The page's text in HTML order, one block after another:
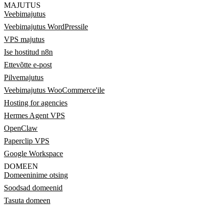
MAJUTUS
Veebimajutus
Veebimajutus WordPressile
VPS majutus
Ise hostitud n8n
Ettevõtte e-post
Pilvemajutus
Veebimajutus WooCommerce'ile
Hosting for agencies
Hermes Agent VPS
OpenClaw
Paperclip VPS
Google Workspace
DOMEEN
Domeeninime otsing
Soodsad domeenid
Tasuta domeen